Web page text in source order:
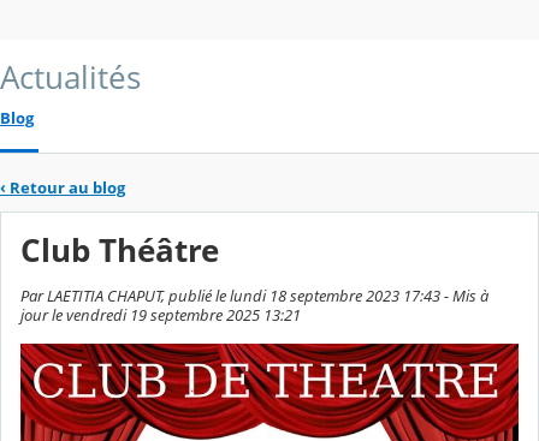
Actualités
Blog
‹ Retour au blog
Club Théâtre
Par LAETITIA CHAPUT, publié le lundi 18 septembre 2023 17:43 - Mis à
jour le vendredi 19 septembre 2025 13:21